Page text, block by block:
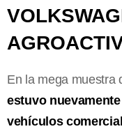
En la mega muestra
estuvo
vehículos